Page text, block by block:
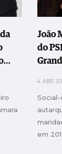
João
do
4 ABR
em